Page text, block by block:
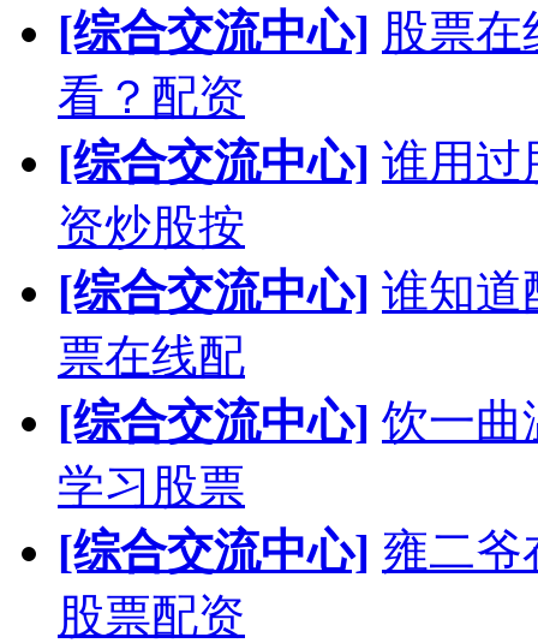
[综合交流中心] 股票
看？配资
[综合交流中心] 谁用过
资炒股按
[综合交流中心] 谁知道
票在线配
[综合交流中心] 饮一曲
学习股票
[综合交流中心] 雍二爷
股票配资